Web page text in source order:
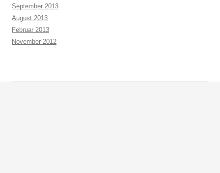
September 2013
August 2013
Februar 2013
November 2012